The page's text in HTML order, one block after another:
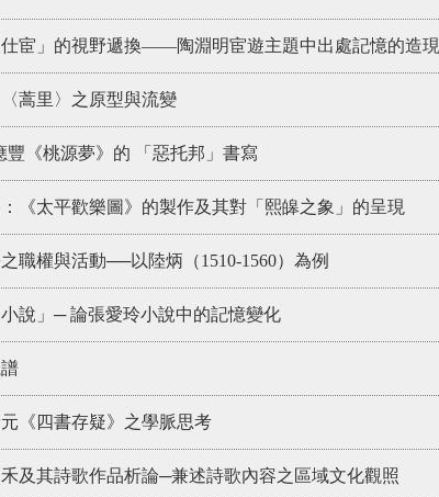
仕宦」的視野遞換——陶淵明宦遊主題中出處記憶的造現
蒿里〉之原型與流變
《桃源夢》的 「惡托邦」書寫
《太平歡樂圖》的製作及其對「熙皞之象」的呈現
職權與活動──以陸炳（1510-1560）為例
說」─ 論張愛玲小說中的記憶變化
《四書存疑》之學脈思考
及其詩歌作品析論─兼述詩歌內容之區域文化觀照